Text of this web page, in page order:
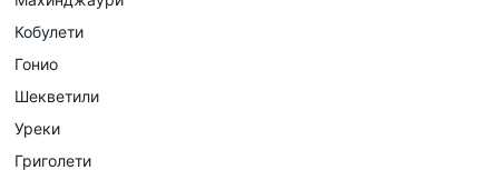
Кобулети
Гонио
Шекветили
Уреки
Григолети